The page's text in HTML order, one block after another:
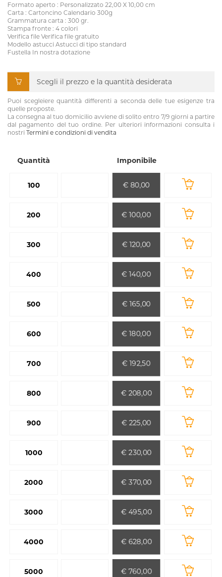
Formato aperto : Personalizzato 22,00 X 10,00 cm
Carta : Cartoncino Calendario 300g
Grammatura carta : 300 gr.
Stampa fronte : 4 colori
Verifica file Verifica file gratuito
Modello astucci Astucci di tipo standard
Fustella In nostra dotazione
Scegli il prezzo e la quantità desiderata
Puoi scegleiere quantità differenti a seconda delle tue esigenze tra
quelle proposte.
La consegna al tuo domicilio avviene di solito entro 7/9 giorni a partire
dal pagamento del tuo ordine. Per ulteriori informazioni consulta i
nostri Termini e condizioni di vendita
Quantità Imponibile
100 € 80,00
200 € 100,00
300 € 120,00
400 € 140,00
500 € 165,00
600 € 180,00
700 € 192,50
800 € 208,00
900 € 225,00
1000 € 230,00
2000 € 370,00
3000 € 495,00
4000 € 628,00
5000 € 760,00